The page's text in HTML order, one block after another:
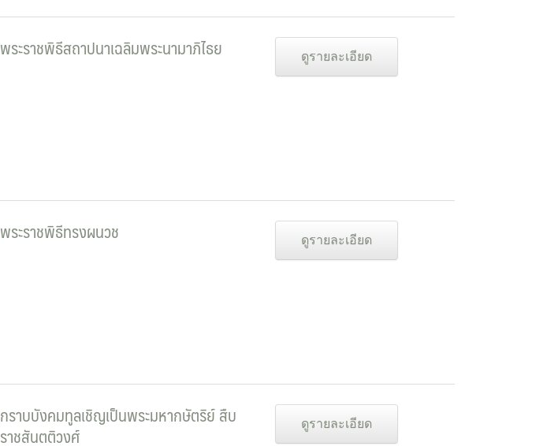
พระราชพิธีสถาปนาเฉลิมพระนามาภิไธย ดูรายละเอียด
พระราชพิธีทรงผนวช ดูรายละเอียด
กราบบังคมทูลเชิญเป็นพระมหากษัตริย์ สืบ
ราชสันตติวงศ์ ดูรายละเอียด